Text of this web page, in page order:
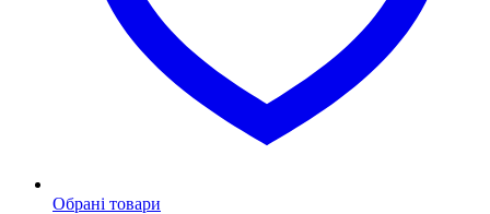
Обрані товари